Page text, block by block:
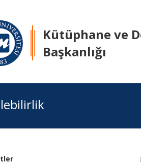
Kütüphane ve
Başkanlığı